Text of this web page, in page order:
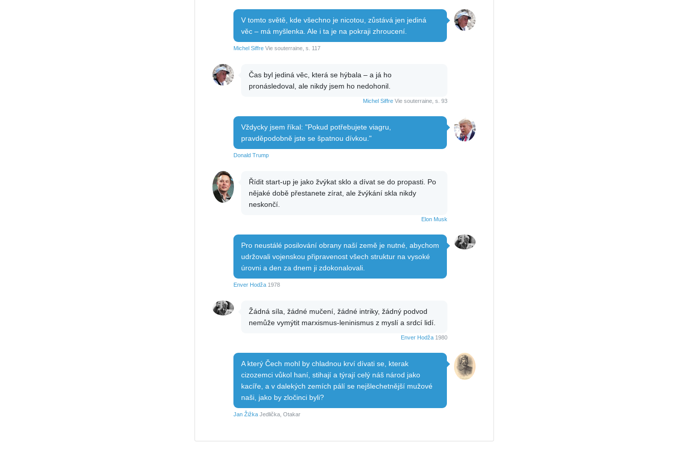
V tomto světě, kde všechno je nicotou, zůstává jen jediná
věc – má myšlenka. Ale i ta je na pokraji zhroucení.
Michel SiffreVie souterraine, s. 117
Čas byl jediná věc, která se hýbala – a já ho
pronásledoval, ale nikdy jsem ho nedohonil.
Michel SiffreVie souterraine, s. 93
Vždycky jsem říkal: "Pokud potřebujete viagru,
pravděpodobně jste se špatnou dívkou."
Donald Trump
Řídit start-up je jako žvýkat sklo a dívat se do propasti. Po
nějaké době přestanete zírat, ale žvýkání skla nikdy
neskončí.
Elon Musk
Pro neustálé posilování obrany naší země je nutné, abychom
udržovali vojenskou připravenost všech struktur na vysoké
úrovni a den za dnem ji zdokonalovali.
Enver Hodža1978
Žádná síla, žádné mučení, žádné intriky, žádný podvod
nemůže vymýtit marxismus-leninismus z myslí a srdcí lidí.
Enver Hodža1980
A který Čech mohl by chladnou krví dívati se, kterak
cizozemci vůkol haní, stihají a týrají celý náš národ jako
kacíře, a v dalekých zemích pálí se nejšlechetnější mužové
naši, jako by zločinci byli?
Jan ŽižkaJedlička, Otakar